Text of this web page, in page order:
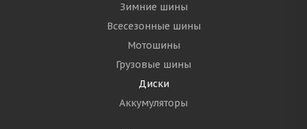
Зимние шины
Всесезонные шины
Мотошины
Грузовые шины
Диски
Аккумуляторы